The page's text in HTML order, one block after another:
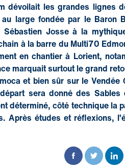
dévoilait les grandes lignes
au large fondée par le Baron
Sébastien Josse à la
à la barre du Multi70
en chantier à Lorient,
marquait surtout le grand
et bien sûr sur le
sera donné des Sables
déterminé, côté technique la
Après études et réflexions,